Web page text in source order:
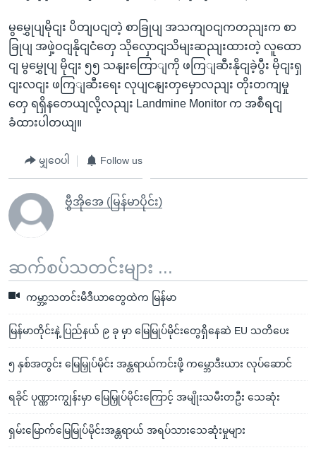
မွမွှေုပျမိုငျး ပိတျပငျတဲ့ စာခြုပျ အသကျဝငျကတညျးက စာ
ခြုပျ အဖှဲ့ဝငျနိုငျငံတှေ သိုလှောငျသိမျးဆညျးထားတဲ့ လူထော
ငျ မွမွှေုပျ မိုငျး ၅၅ သနျးကြောျကို ဖကြျဆီးနိုငျခဲ့ပွီး မိုငျးရှ
ငျးလငျး ဖကြျဆီးရေး လုပျငနျးတှမှောလညျး တိုးတကျမှု
တှေ ရရှိနတေယျလို့လညျး Landmine Monitor က အစီရငျ
ခံထားပါတယျ။
မျှဝေပါ Follow us
ဗွီအိုအေ (မြန်မာပိုင်း)
ဆက်စပ်သတင်းများ ...
ကမ္ဘာ့သတင်းမီဒီယာတွေထဲက မြန်မာ
မြန်မာတိုင်းနဲ့ ပြည်နယ် ၉ ခု မှာ မြေမြုပ်မိုင်းတွေရှိနေဆဲ EU သတိပေး
၅ နှစ်အတွင်း မြေမြှုပ်မိုင်း အန္တရာယ်ကင်းဖို့ ကမ္ဘောဒီးယား လုပ်ဆောင်
ရခိုင် ပုဏ္ဏားကျွန်းမှာ မြေမြှုပ်မိုင်းကြောင့် အမျိုးသမီးတဦး သေဆုံး
ရှမ်းမြောက်မြေမြုပ်မိုင်းအန္တရာယ် အရပ်သားသေဆုံးမှုများ